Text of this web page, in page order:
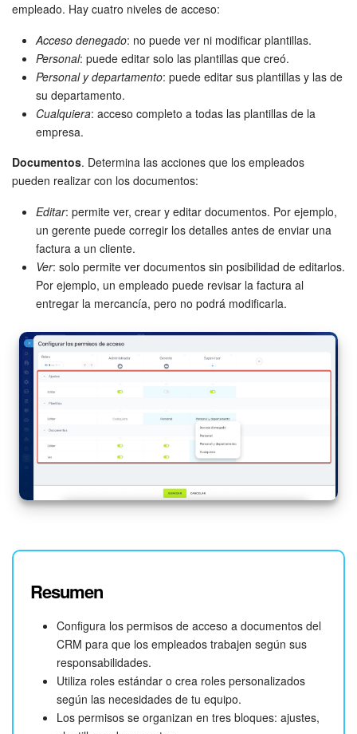
empleado. Hay cuatro niveles de acceso:
Acceso denegado: no puede ver ni modificar plantillas.
Personal: puede editar solo las plantillas que creó.
Personal y departamento: puede editar sus plantillas y las de
su departamento.
Cualquiera: acceso completo a todas las plantillas de la
empresa.
Documentos. Determina las acciones que los empleados
pueden realizar con los documentos:
Editar: permite ver, crear y editar documentos. Por ejemplo,
un gerente puede corregir los detalles antes de enviar una
factura a un cliente.
Ver: solo permite ver documentos sin posibilidad de editarlos.
Por ejemplo, un empleado puede revisar la factura al
entregar la mercancía, pero no podrá modificarla.
Resumen
Configura los permisos de acceso a documentos del
CRM para que los empleados trabajen según sus
responsabilidades.
Utiliza roles estándar o crea roles personalizados
según las necesidades de tu equipo.
Los permisos se organizan en tres bloques: ajustes,